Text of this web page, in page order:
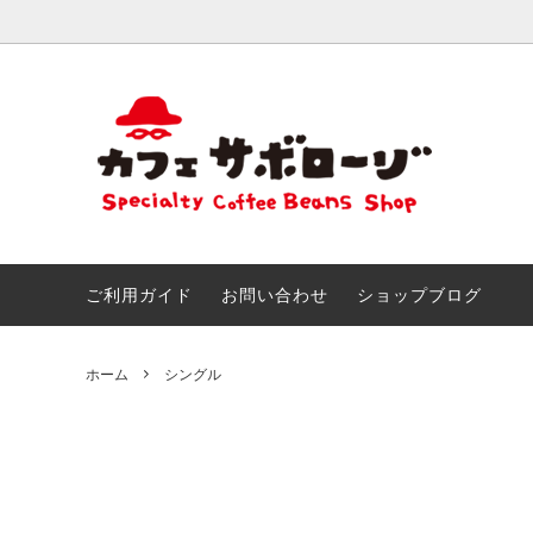
おためしセット
チョコ＆スイーツのためのマリアージュ サボロ
ごあいさつ
ご利用ガイド
お問い合わせ ショップブログ
ホーム シングル